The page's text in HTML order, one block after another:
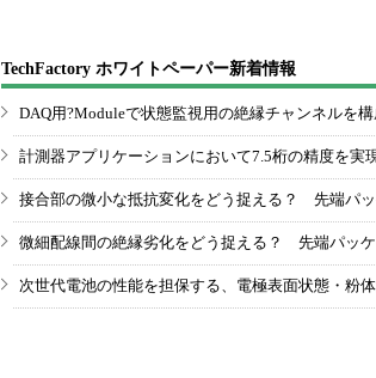
TechFactory ホワイトペーパー新着情報
DAQ用?Moduleで状態監視用の絶縁チャンネルを
計測器アプリケーションにおいて7.5桁の精度を実
接合部の微小な抵抗変化をどう捉える？ 先端パ
微細配線間の絶縁劣化をどう捉える？ 先端パッ
次世代電池の性能を担保する、電極表面状態・粉